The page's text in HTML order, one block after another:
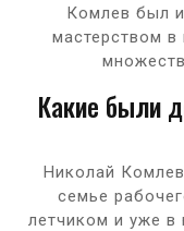
Комлев был
мастерством
Какие были
Николай
семье
летчиком и уже в